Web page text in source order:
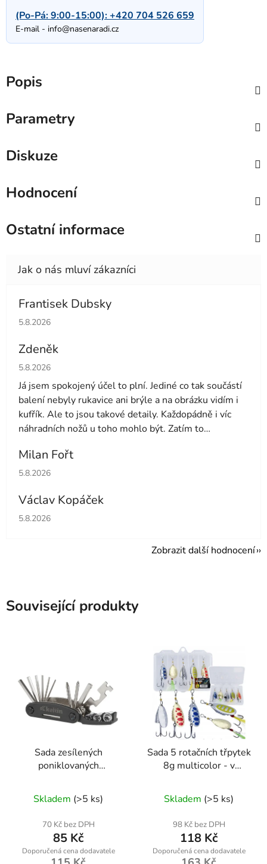
(Po-Pá: 9:00-15:00):+420 704 526 659
E-mail - info@nasenaradi.cz
Popis
Parametry
Diskuze
Hodnocení
Ostatní informace
Frantisek Dubsky
Hodnocení obchodu je 5 z 5 hvězdiček.
5.8.2026
Zdeněk
Hodnocení obchodu je 4 z 5 hvězdiček.
5.8.2026
Já jsem spokojený účel to plní. Jediné co tak součástí
balení nebyly rukavice ani brýle a na obrázku vidím i
kufřík. Ale to jsou takové detaily. Každopádně i víc
náhradních nožů u toho mohlo být. Zatím to
Milan Fořt
Hodnocení obchodu je 5 z 5 hvězdiček.
5.8.2026
Václav Kopáček
Hodnocení obchodu je 5 z 5 hvězdiček.
5.8.2026
Zobrazit další hodnocení
Související produkty
Sada zesílených
poniklovaných
1 – Geko K02362
Skladem (>5 ks)
70 Kč bez DPH
85 Kč
Sada 5 rotačních třpytek
8g multicolor - v
Skladem (>5 ks)
98 Kč bez DPH
118 Kč